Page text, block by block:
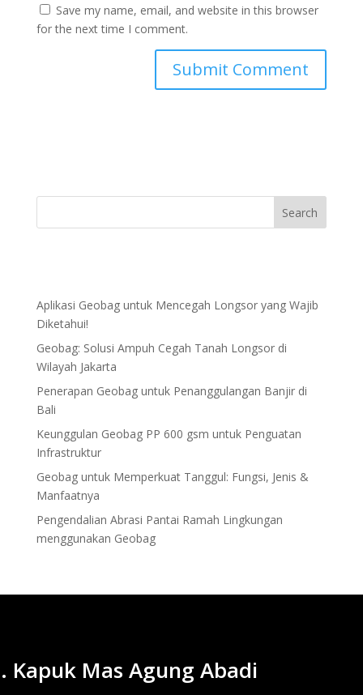
Save my name, email, and website in this browser
for the next time I comment.
Aplikasi Geobag untuk Mencegah Longsor yang Wajib
Diketahui!
Geobag: Solusi Ampuh Cegah Tanah Longsor di
Wilayah Jakarta
Penerapan Geobag untuk Penanggulangan Banjir di
Bali
Keunggulan Geobag PP 600 gsm untuk Penguatan
Infrastruktur
Geobag untuk Memperkuat Tanggul: Fungsi, Jenis &
Manfaatnya
Pengendalian Abrasi Pantai Ramah Lingkungan
menggunakan Geobag
Kapuk Mas Agung Abadi